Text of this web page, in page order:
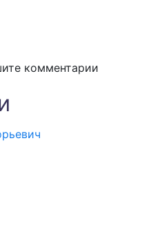
комментарии